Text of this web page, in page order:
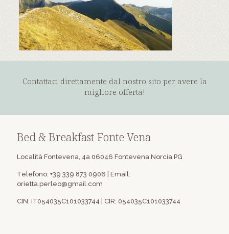
Contattaci direttamente dal nostro sito per avere la
migliore offerta!
Bed & Breakfast Fonte Vena
Località Fontevena, 4a 06046 Fontevena Norcia PG
Telefono: +39 339 873 0906 | Email:
orietta.perleo@gmail.com
CIN: IT054035C101033744 | CIR: 054035C101033744